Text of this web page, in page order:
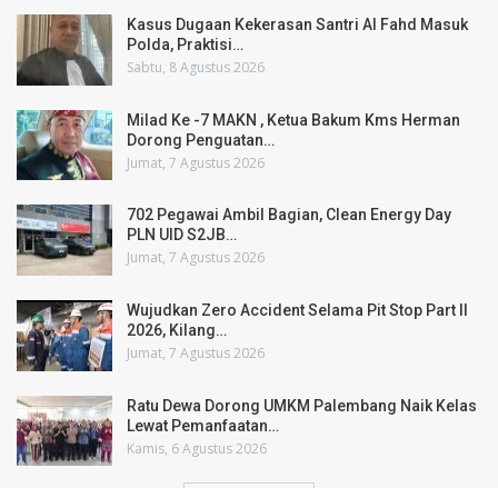
Kasus Dugaan Kekerasan Santri Al Fahd Masuk
Polda, Praktisi…
Sabtu, 8 Agustus 2026
Milad Ke -7 MAKN , Ketua Bakum Kms Herman
Dorong Penguatan…
Jumat, 7 Agustus 2026
702 Pegawai Ambil Bagian, Clean Energy Day
PLN UID S2JB…
Jumat, 7 Agustus 2026
Wujudkan Zero Accident Selama Pit Stop Part II
2026, Kilang…
Jumat, 7 Agustus 2026
Ratu Dewa Dorong UMKM Palembang Naik Kelas
Lewat Pemanfaatan…
Kamis, 6 Agustus 2026